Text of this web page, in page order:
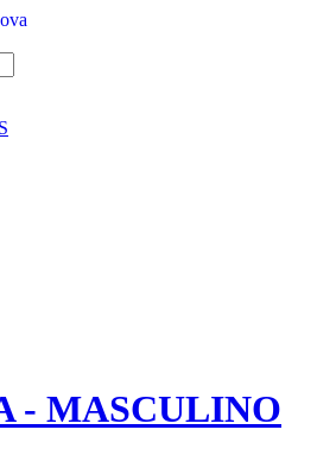
- MASCULINO